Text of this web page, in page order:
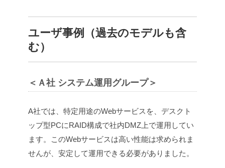
ユーザ事例（過去のモデルも含
む）
＜Ａ社 システム運用グループ＞
A社では、特定用途のWebサービスを、デスクト
ップ型PCにRAID構成で社内DMZ上で運用してい
ます。このWebサービスは高い性能は求められま
せんが、安定して運用できる必要がありました。